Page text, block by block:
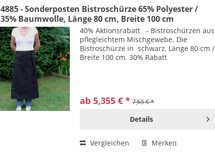
4885 - Sonderposten Bistroschürze 65% Polyester /
35% Baumwolle, Länge 80 cm, Breite 100 cm
40% Aktionsrabatt - Bistroschürzen aus
pflegleichtem Mischgewebe. Die
Bistroschürze in schwarz, Länge 80 cm /
Breite 100 cm. 30% Rabatt
ab 5,355 € * 7,65 € *
Details
Vergleichen Merken